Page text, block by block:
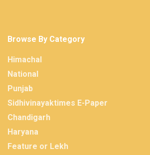
Browse By Category
Himachal
National
Punjab
Sidhivinayaktimes E-Paper
Chandigarh
Haryana
Feature or Lekh